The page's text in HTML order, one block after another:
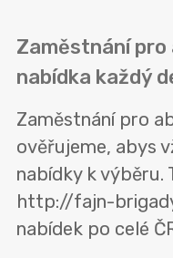
Zaměstnání
nabídka každý
Zaměstnání pro
ověřujeme, abys
nabídky k výběru.
http://fajn-
nabídek po celé